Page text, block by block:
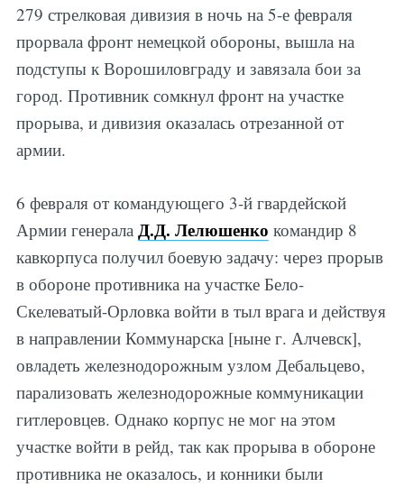
279 стрелковая дивизия в ночь на 5-е февраля
прорвала фронт немецкой обороны, вышла на
подступы к Ворошиловграду и завязала бои за
город. Противник сомкнул фронт на участке
прорыва, и дивизия оказалась отрезанной от
армии.
6 февраля от командующего 3-й гвардейской
Армии генерала Д.Д. Лелюшенко командир 8
кавкорпуса получил боевую задачу: через прорыв
в обороне противника на участке Бело-
Скелеватый-Орловка войти в тыл врага и действуя
в направлении Коммунарска [ныне г. Алчевск],
овладеть железнодорожным узлом Дебальцево,
парализовать железнодорожные коммуникации
гитлеровцев. Однако корпус не мог на этом
участке войти в рейд, так как прорыва в обороне
противника не оказалось, и конники были